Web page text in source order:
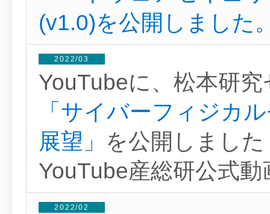
(v1.0)を公開しました
2022/03
YouTubeに、松本研
「サイバーフィジカ
展望」 を公開しまし
YouTube産総研公式
2022/02